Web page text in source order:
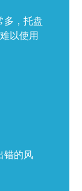
多，托盘
以使用
错的风